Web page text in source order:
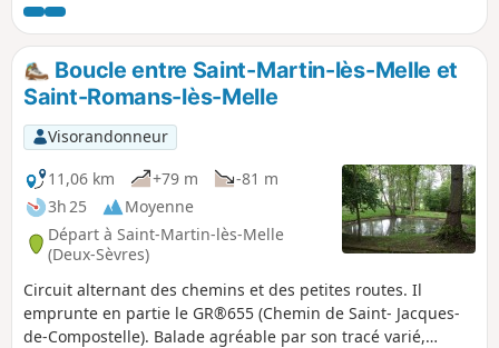
partie de la propriété privée du Château de Gagemont.
Attention : itinéraire modifié en fin de parcours (cf. rubrique
"Informations pratiques")
Boucle entre Saint-Martin-lès-Melle et
Saint-Romans-lès-Melle
Visorandonneur
11,06 km
+79 m
-81 m
3h 25
Moyenne
Départ à Saint-Martin-lès-Melle
(Deux-Sèvres)
Circuit alternant des chemins et des petites routes. Il
emprunte en partie le GR®655 (Chemin de Saint- Jacques-
de-Compostelle). Balade agréable par son tracé varié,